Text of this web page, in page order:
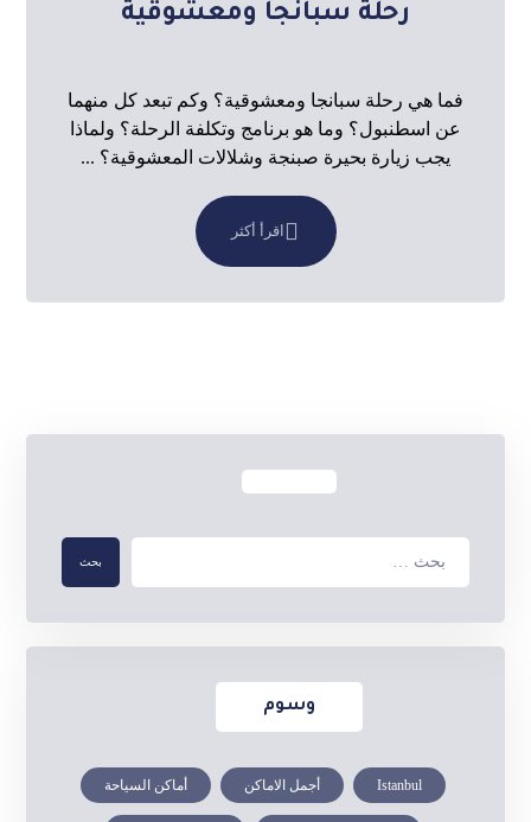
رحلة سبانجا ومعشوقية
فما هي رحلة سبانجا ومعشوقية؟ وكم تبعد كل منهما
عن اسطنبول؟ وما هو برنامج وتكلفة الرحلة؟ ولماذا
يجب زيارة بحيرة صبنجة وشلالات المعشوقية؟ ...
اقرأ أكثر
وسوم
Istanbul أجمل الاماكن أماكن السياحة